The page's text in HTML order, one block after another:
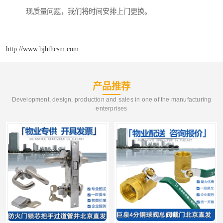
现质量问题，我们将时间安排上门更换。
http://www.bjhthcsm.com
产品推荐
Development, design, production and sales in one of the manufacturing
enterprises